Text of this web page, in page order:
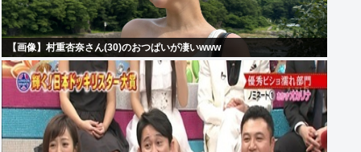
【画像】村重杏奈さん(30)のおつぱいが凄いwww